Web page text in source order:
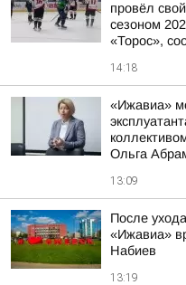
провёл
сезоном
«Торос»,
14:18
«Ижавиа»
Ольга
13:09
После
«Ижавиа»
Набиев
13:19